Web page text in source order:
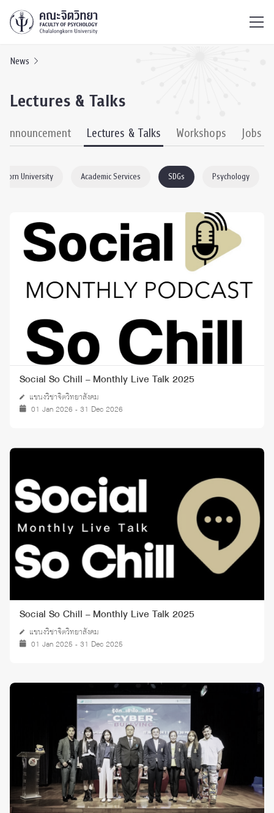
News
Lectures & Talks
Lectures & Talks Workshops Jobs
University Academic Services SDGs Psychology
Social So Chill – Monthly Live Talk 2025
แขนงวิชาจิตวิทยาสังคม
01 Jan 2026 - 31 Dec 2026
Social So Chill – Monthly Live Talk 2025
แขนงวิชาจิตวิทยาสังคม
01 Jan 2025 - 31 Dec 2025